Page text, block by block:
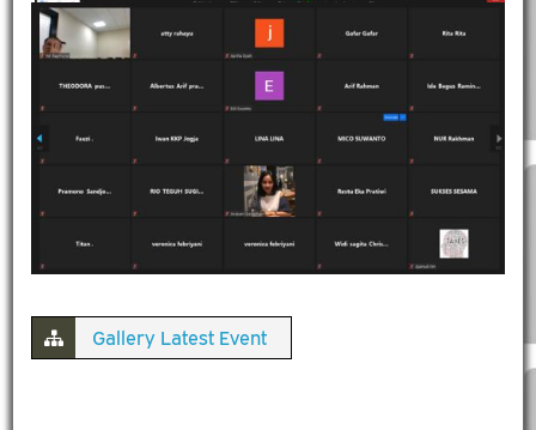
Gallery Latest Event